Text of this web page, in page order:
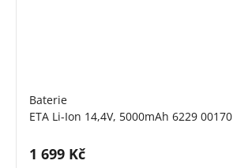
Baterie
ETA Li-Ion 14,4V, 5000mAh 6229 00170
Cena s DPH:
1 699 Kč